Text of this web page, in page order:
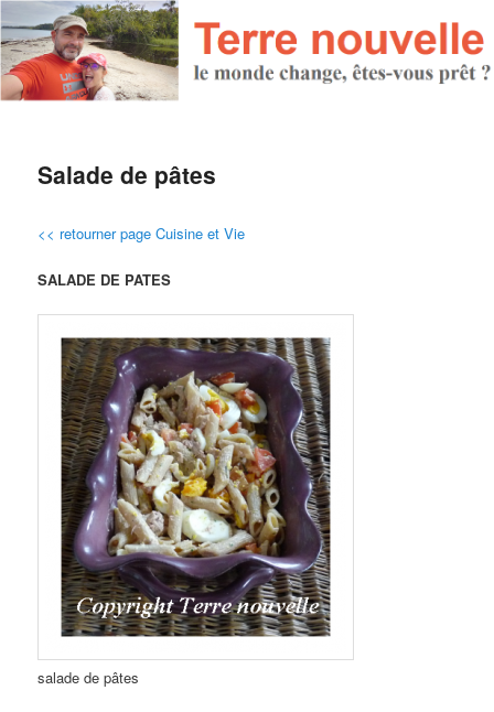
Salade de pâtes
<< retourner page Cuisine et Vie
SALADE DE PATES
salade de pâtes